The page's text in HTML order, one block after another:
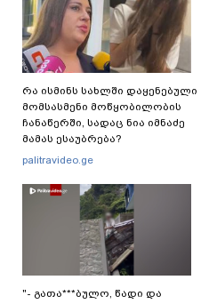
რა ისმინს სახლში დაყენებული
მომსასმენი მოწყობილობის
ჩანაწერში, სადაც ნია იმნაძე
მამას ესაუბრება?
palitravideo.ge
"- გათა***ბულო, წადი და